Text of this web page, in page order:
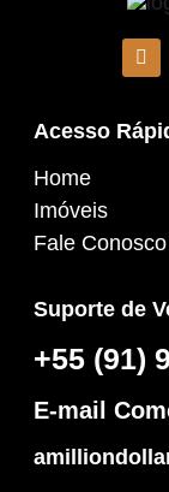
Acesso
Home
Imóveis
Fale Conosco
Suporte de
+55 (91)
E-mail